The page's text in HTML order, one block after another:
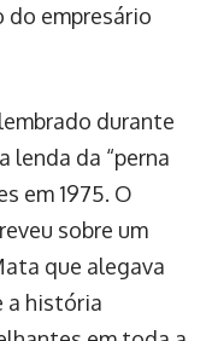
do empresário
durante
lenda da “perna
em 1975. O
sobre um
que alegava
a história